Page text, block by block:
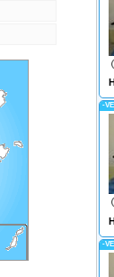
-
-